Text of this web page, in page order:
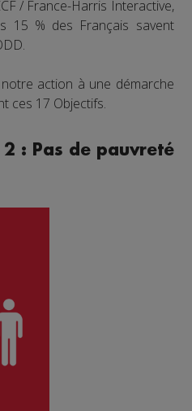
/ France-Harris Interactive,
15 % des Français savent
action à une démarche
ces 17 Objectifs.
: Pas de pauvreté